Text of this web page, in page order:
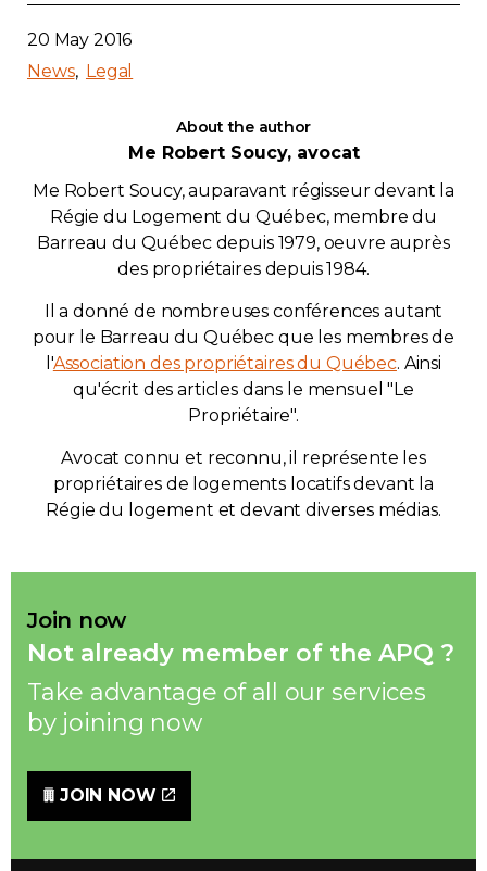
20 May 2016
News
Legal
About the author
Me Robert Soucy, avocat
Me Robert Soucy, auparavant régisseur devant la
Régie du Logement du Québec, membre du
Barreau du Québec depuis 1979, oeuvre auprès
des propriétaires depuis 1984.
Il a donné de nombreuses conférences autant
pour le Barreau du Québec que les membres de
l'Association des propriétaires du Québec. Ainsi
qu'écrit des articles dans le mensuel "Le
Propriétaire".
Avocat connu et reconnu, il représente les
propriétaires de logements locatifs devant la
Régie du logement et devant diverses médias.
Join now
Not already member of the APQ ?
Take advantage of all our services
by joining now
JOIN NOW